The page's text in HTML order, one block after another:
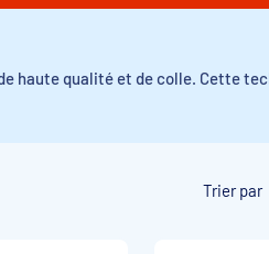
haute qualité et de colle. Cette
Trier par